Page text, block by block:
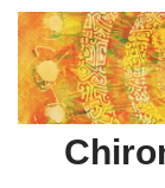
Zum
Inhalt
springen